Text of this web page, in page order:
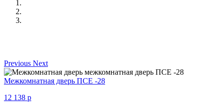
Previous Next
Межкомнатная дверь ПСЕ -28
12 138 p